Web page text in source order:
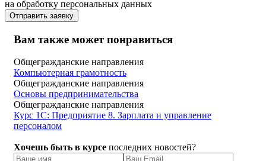
на обработку персональных данных
Отправить заявку
Вам также может понравиться
Общегражданские направления
Компьютерная грамотность
Общегражданские направления
Основы предпринимательства
Общегражданские направления
Курс 1С: Предприятие 8. Зарплата и управление
персоналом
Хочешь быть в курсе последних новостей?